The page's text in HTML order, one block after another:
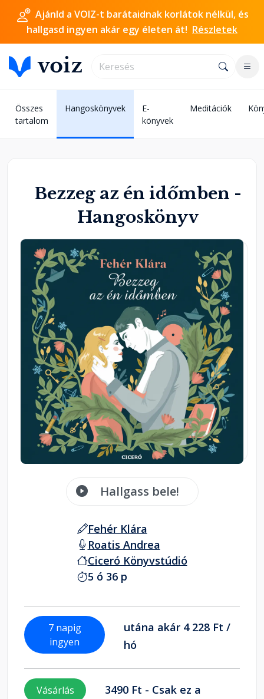
Ajánld a VOIZ-t barátaidnak korlátok nélkül, és
hallgasd ingyen akár egy életen át! Részletek
Összes
tartalom
Hangoskönyvek
E-
könyvek
Meditációk
Bezzeg az én időmben -
Hangoskönyv
Hallgass bele!
Fehér Klára
Roatis Andrea
Ciceró Könyvstúdió
5 ó 36 p
7 napig
ingyen
utána akár 4 228 Ft /
hó
Vásárlás
3490 Ft - Csak ez a